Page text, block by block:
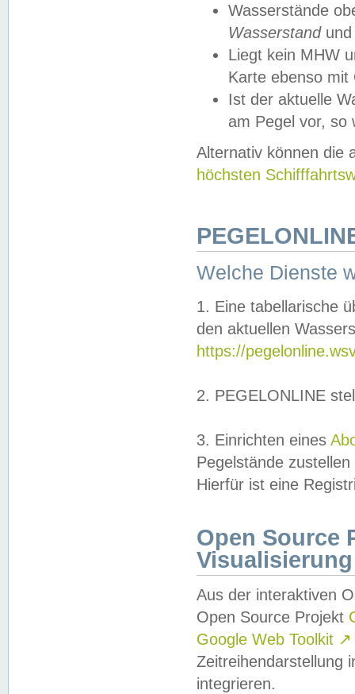
Wasserstände
Wasserstandund
Liegt kein MHW
Karte ebenso mit
Ist der aktuelle
am Pegel vor,
Alternativ können die
höchsten
Welche Dienste
1. Eine tabellarische
den aktuellen
https://
2. PEGELONLINE
3. Einrichten eines
Pegelstände
Hierfür ist eine
Open Source
Visualisierung
Aus der interaktiven
Open Source Projekt
Google Web Toolkit ↗
Zeitreihendarstellung
integrieren.